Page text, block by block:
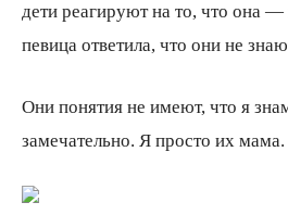
дети реагируют на то, что она
певица ответила, что они не
Они понятия не имеют, что я
замечательно. Я просто их мама.